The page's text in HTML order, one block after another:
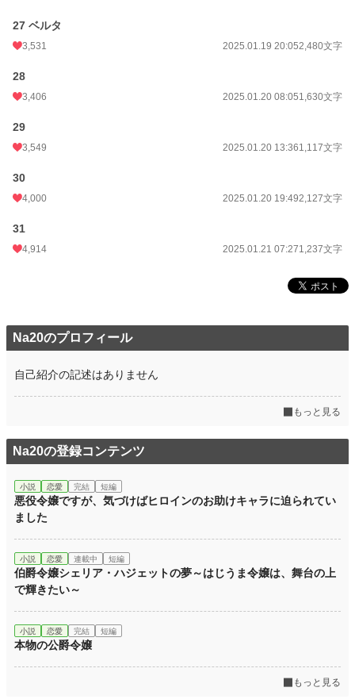
27 ベルタ
3,531 2025.01.19 20:052,480文字
28
3,406 2025.01.20 08:051,630文字
29
3,549 2025.01.20 13:361,117文字
30
4,000 2025.01.20 19:492,127文字
31
4,914 2025.01.21 07:271,237文字
Na20のプロフィール
自己紹介の記述はありません
もっと見る
Na20の登録コンテンツ
小説 恋愛 完結 短編
悪役令嬢ですが、気づけばヒロインのお助けキャラに迫られてい
ました
小説 恋愛 連載中 短編
伯爵令嬢シェリア・ハジェットの夢～はじうま令嬢は、舞台の上
で輝きたい～
小説 恋愛 完結 短編
本物の公爵令嬢
もっと見る